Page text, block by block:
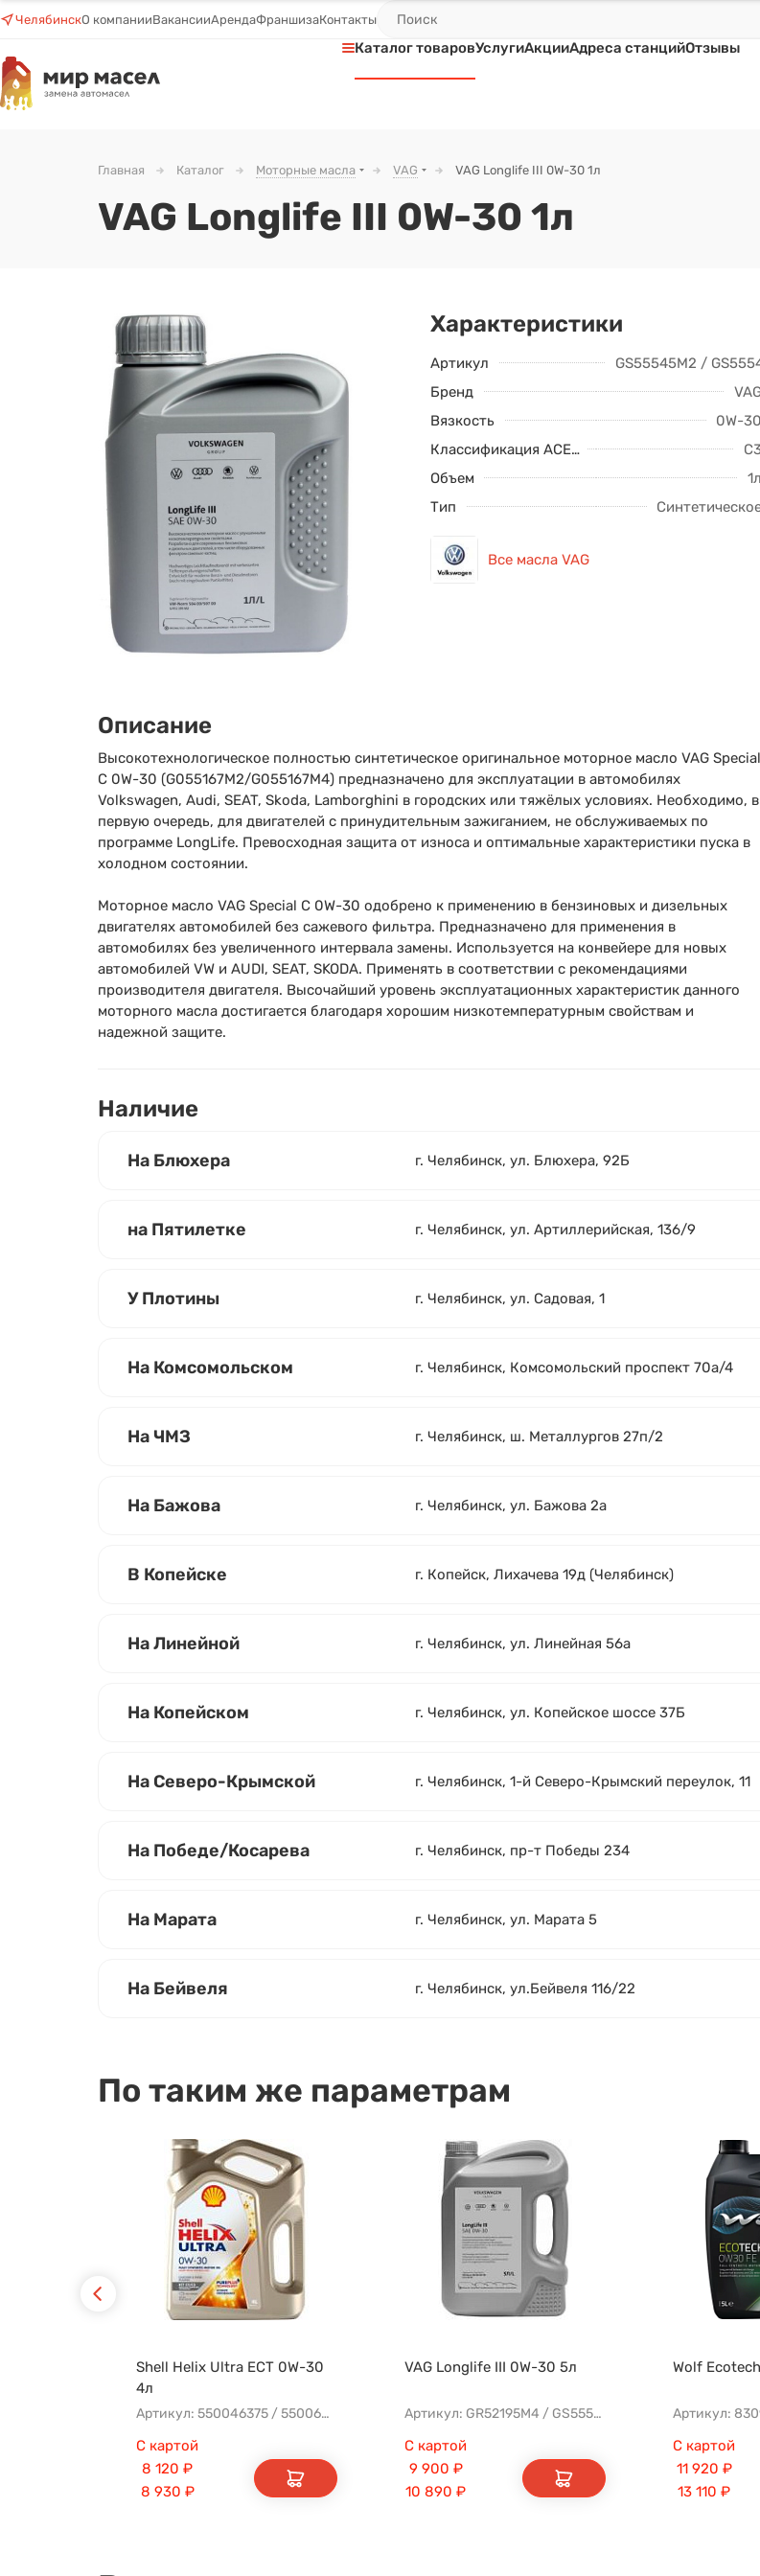
ЧелябинскО компанииВакансииАрендаФраншизаКонтакты
Каталог товаровУслугиАкцииАдреса станцийОтзывы
Главная Каталог Моторные масла VAG VAG Longlife III 0W-30 1л
VAG Longlife III 0W-30 1л
Характеристики
Артикул
GS55545M2 /
Бренд
Вязкость
0W-30
Классификация ACEA
Объем
1л
Тип
Все масла VAG
Описание
Высокотехнологическое полностью синтетическое оригинальное моторное масло VAG Special
C 0W-30 (G055167M2/G055167M4) предназначено для эксплуатации в автомобилях
Volkswagen, Audi, SEAT, Skoda, Lamborghini в городских или тяжёлых условиях. Необходимо, в
первую очередь, для двигателей с принудительным зажиганием, не обслуживаемых по
программе LongLife. Превосходная защита от износа и оптимальные характеристики пуска в
холодном состоянии.
Моторное масло VAG Special C 0W-30 одобрено к применению в бензиновых и дизельных
двигателях автомобилей без сажевого фильтра. Предназначено для применения в
автомобилях без увеличенного интервала замены. Используется на конвейере для новых
автомобилей VW и AUDI, SEAT, SKODA. Применять в соответствии с рекомендациями
производителя двигателя. Высочайший уровень эксплуатационных характеристик данного
моторного масла достигается благодаря хорошим низкотемпературным свойствам и
надежной защите.
Наличие
На Блюхера г. Челябинск, ул. Блюхера, 92Б
на Пятилетке г. Челябинск, ул. Артиллерийская, 136/9
У Плотины г. Челябинск, ул. Садовая, 1
На Комсомольском г. Челябинск, Комсомольский проспект 70а/4
На ЧМЗ г. Челябинск, ш. Металлургов 27п/2
На Бажова г. Челябинск, ул. Бажова 2а
В Копейске г. Копейск, Лихачева 19д (Челябинск)
На Линейной г. Челябинск, ул. Линейная 56а
На Копейском г. Челябинск, ул. Копейское шоссе 37Б
На Северо-Крымской г. Челябинск, 1-й Северо-Крымский переулок, 11
На Победе/Косарева г. Челябинск, пр-т Победы 234
На Марата г. Челябинск, ул. Марата 5
На Бейвеля г. Челябинск, ул.Бейвеля 116/22
По таким же параметрам
Shell Helix Ultra ECT 0W-30
4л
Артикул: 550046375 / 550068840
С картой
8 120 ₽
8 930 ₽
VAG Longlife III 0W-30 5л
Артикул: GR52195M4 / GS55545M4EUR
С картой
9 900 ₽
10 890 ₽
Wolf
Артикул:
С картой
11 920 ₽
13 110 ₽